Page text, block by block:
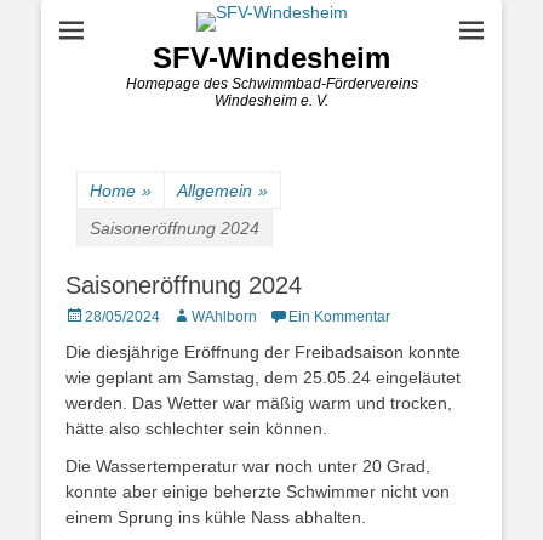
SFV-Windesheim
Homepage des Schwimmbad-Fördervereins
Windesheim e. V.
Home » Allgemein »
Saisoneröffnung 2024
Saisoneröffnung 2024
Posted
28/05/2024 AutorWAhlborn Ein Kommentar
Die diesjährige Eröffnung der Freibadsaison konnte
wie geplant am Samstag, dem 25.05.24 eingeläutet
werden. Das Wetter war mäßig warm und trocken,
hätte also schlechter sein können.
Die Wassertemperatur war noch unter 20 Grad,
konnte aber einige beherzte Schwimmer nicht von
einem Sprung ins kühle Nass abhalten.